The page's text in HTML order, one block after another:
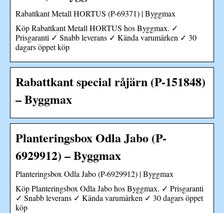
Rabattkant Metall HORTUS (P-69371) | Byggmax
Köp Rabattkant Metall HORTUS hos Byggmax. ✓
Prisgaranti ✓ Snabb leverans ✓ Kända varumärken ✓ 30
dagars öppet köp
Rabattkant special råjärn (P-151848)
– Byggmax
Planteringsbox Odla Jabo (P-
6929912) – Byggmax
Planteringsbox Odla Jabo (P-6929912) | Byggmax
Köp Planteringsbox Odla Jabo hos Byggmax. ✓ Prisgaranti
✓ Snabb leverans ✓ Kända varumärken ✓ 30 dagars öppet
köp